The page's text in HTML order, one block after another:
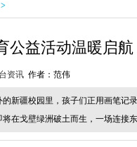
公益活动温暖启航
资讯作者：范伟
新疆校园里，孩子们正用画笔记
在戈壁绿洲破土而生，一场连接